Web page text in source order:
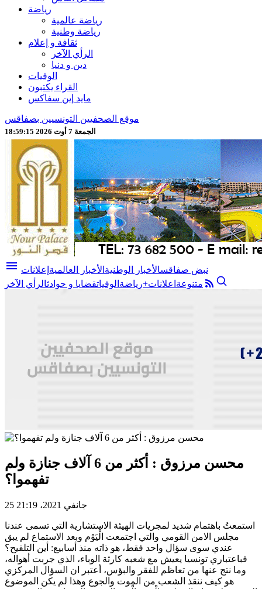
رياضة
رياضة عالمية
رياضة وطنية
ثقافة و إعلام
الرأي الآخر
دين و دنيا
الوفيات
القراء يكتبون
مايد إين سفاكس
موقع الصحفيين التونسيين بصفاقس
الجمعة 7 أوت 2026 18:59:17
menu نبض صفاقسالأخبار الوطنية الأخبار العالمية إعلانات
متنوعة اعلانات+رياضة الوفياتقضايا و حوادثالرأي الآخر
محسن مرزوق : أكثر من 6 آلاف جنازة ولم
تفهموا؟
25 جانفي 2021، 21:19
استمعتُ باهتمام شديد لمجريات الهيئة الاستشارية التي تسمى عندنا
مجلس الامن القومي والتي اجتمعت الْيَوْم وبعد الاستماع لم يبق
عندي سوى سؤال واحد فقط، هو ذاته منذ أسابيع: أين التلقيح؟
فباعتباري تونسيا يعيش مع شعبه كارثة الوباء، الذي جربت أهواله،
وما نتج عنها من تعاظم للفقر والبؤس، أعتبر ان السؤال المركزي
هو كيف ننقذ الشعب من الموت والجوع وهذا لم يكن الموضوع